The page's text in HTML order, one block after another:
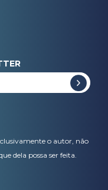
o autor, não
dela possa ser feita.